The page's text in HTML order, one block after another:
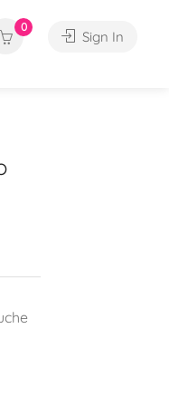
0
Sign In